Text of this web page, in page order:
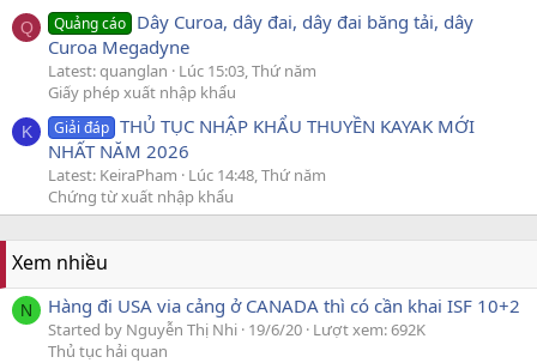
Q Quảng cáo Dây Curoa, dây đai, dây đai băng tải, dây
Curoa Megadyne
Latest: quanglan
Lúc 15:03, Thứ năm
Giấy phép xuất nhập khẩu
K Giải đáp THỦ TỤC NHẬP KHẨU THUYỀN KAYAK MỚI
NHẤT NĂM 2026
Latest: KeiraPham
Lúc 14:48, Thứ năm
Chứng từ xuất nhập khẩu
Xem nhiều
N Hàng đi USA via cảng ở CANADA thì có cần khai ISF 10+2
Started by Nguyễn Thị Nhi 19/6/20 Lượt xem: 692K
Thủ tục hải quan